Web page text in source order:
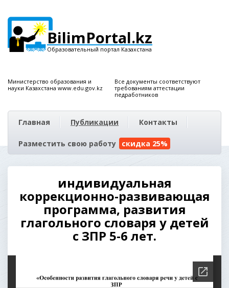
BilimPortal.kz
Образовательный портал Казахстана
Министерство образования и
науки Казахстана www.edu.gov.kz
Все документы соответствуют
требованиям аттестации
педработников
Главная Публикации Контакты
Разместить свою работу скидка 25%
индивидуальная
коррекционно-развивающая
программа, развития
глагольного словаря у детей
с ЗПР 5-6 лет.